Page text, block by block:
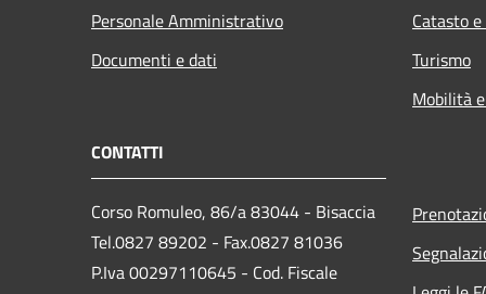
Personale Amministrativo
Documenti e dati
Catasto
Turismo
Mobilità
CONTATTI
Corso Romuleo, 86/a 83044 - Bisaccia
Tel.0827 89202 - Fax.0827 81036
P.Iva 00297110645 - Cod. Fiscale